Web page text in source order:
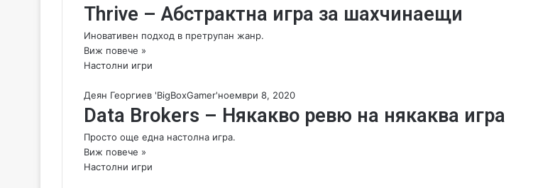
Thrive – Абстрактна игра за шахчинаещи
Иновативен подход в претрупан жанр.
Виж повече »
Настолни игри
Деян Георгиев 'BigBoxGamer'ноември 8, 2020
Data Brokers – Някакво ревю на някаква игра
Просто още една настолна игра.
Виж повече »
Настолни игри